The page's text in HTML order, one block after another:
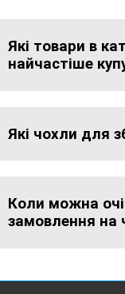
Які товари в
найчастіше
Які чохли для
Коли можна
замовлення на